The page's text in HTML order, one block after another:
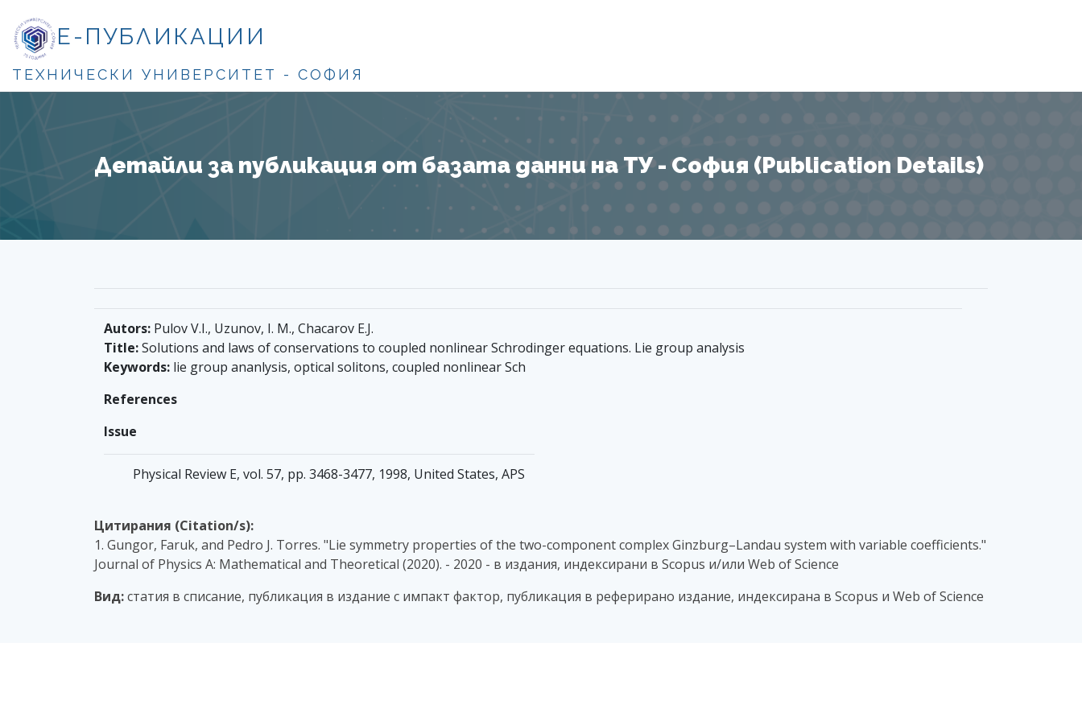
Е-ПУБЛИКАЦИИ
ТЕХНИЧЕСКИ УНИВЕРСИТЕТ - СОФИЯ
Детайли за публикация от базата данни на ТУ - София (Publication Details)
Autors: Pulov V.I., Uzunov, I. M., Chacarov E.J.
Title:Solutions and laws of conservations to coupled nonlinear Schrodinger equations. Lie group analysis
Keywords: lie group ananlysis, optical solitons, coupled nonlinear Sch
References
Issue
Physical Review E, vol. 57, pp. 3468-3477, 1998, United States, APS
Цитирания (Citation/s):
1. Gungor, Faruk, and Pedro J. Torres. "Lie symmetry properties of the two-component complex Ginzburg–Landau system with variable coefficients."
Journal of Physics A: Mathematical and Theoretical (2020). - 2020 - в издания, индексирани в Scopus и/или Web of Science
Вид:статия в списание, публикация в издание с импакт фактор, публикация в реферирано издание, индексирана в Scopus и Web of Science